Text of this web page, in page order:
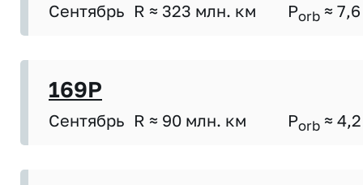
Сентябрь R ≈ 323 млн. км Porb ≈ 7,6
169P
Сентябрь R ≈ 90 млн. км Porb ≈ 4,2